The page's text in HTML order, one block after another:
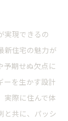
実現できるの
新住宅の魅力が
予期せぬ欠点に
ーを生かす設計
実際に住んで体
と共に、パッシ